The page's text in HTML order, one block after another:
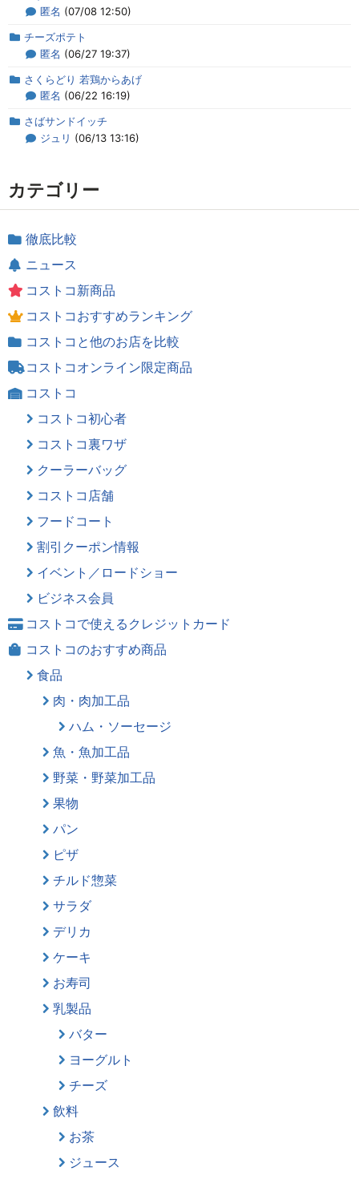
匿名 (07/08 12:50)
チーズポテト
匿名 (06/27 19:37)
さくらどり 若鶏からあげ
匿名 (06/22 16:19)
さばサンドイッチ
ジュリ (06/13 13:16)
カテゴリー
徹底比較
ニュース
コストコ新商品
コストコおすすめランキング
コストコと他のお店を比較
コストコオンライン限定商品
コストコ
コストコ初心者
コストコ裏ワザ
クーラーバッグ
コストコ店舗
フードコート
割引クーポン情報
イベント／ロードショー
ビジネス会員
コストコで使えるクレジットカード
コストコのおすすめ商品
食品
肉・肉加工品
ハム・ソーセージ
魚・魚加工品
野菜・野菜加工品
果物
パン
ピザ
チルド惣菜
サラダ
デリカ
ケーキ
お寿司
乳製品
バター
ヨーグルト
チーズ
飲料
お茶
ジュース